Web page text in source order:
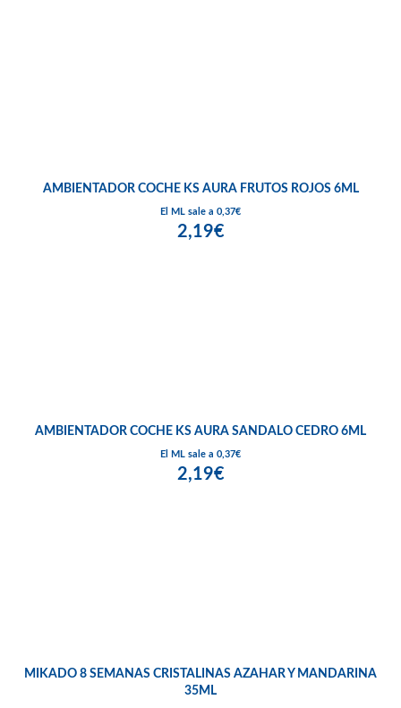
AMBIENTADOR COCHE KS AURA FRUTOS ROJOS 6ML
El ML sale a 0,37€
2,19€
AMBIENTADOR COCHE KS AURA SANDALO CEDRO 6ML
El ML sale a 0,37€
2,19€
MIKADO 8 SEMANAS CRISTALINAS AZAHAR Y MANDARINA
35ML